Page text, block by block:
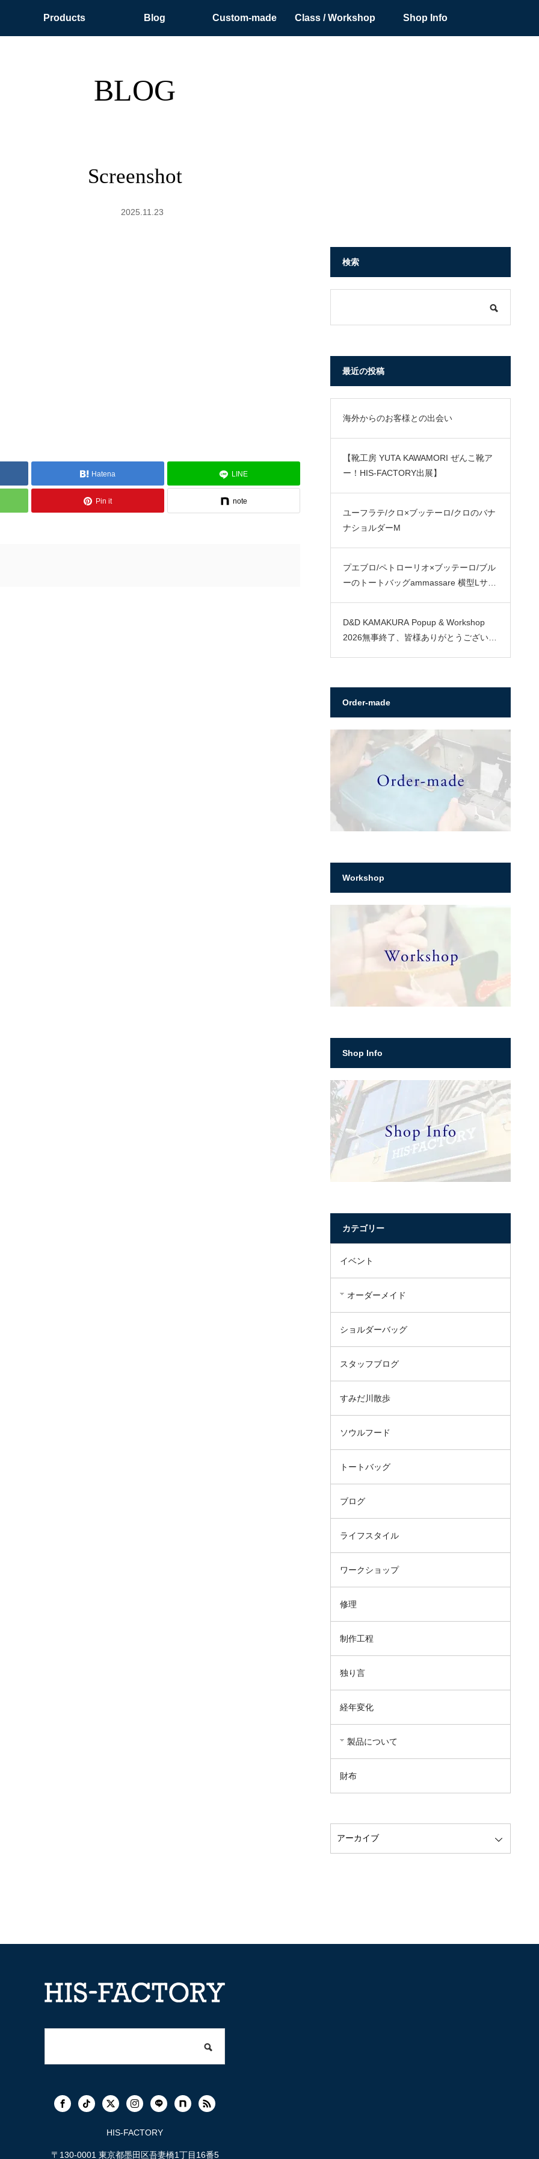
Products Blog Custom-made Class / Workshop Shop Info
BLOG
Screenshot
2025.11.23
Hatena LINE
Pin it note
検索
最近の投稿
海外からのお客様との出会い
【靴工房 YUTA KAWAMORI ぜんこ靴ア
ー！HIS-FACTORY出展】
ユーフラテ/クロ×ブッテーロ/クロのバナ
ナショルダーM
プエブロ/ペトローリオ×ブッテーロ/ブル
ーのトートバッグammassare 横型Lサイ
D&D KAMAKURA Popup & Workshop
2026無事終了、皆様ありがとうございま
Order-made
Workshop
Shop Info
カテゴリー
イベント
オーダーメイド
ショルダーバッグ
スタッフブログ
すみだ川散歩
ソウルフード
トートバッグ
ブログ
ライフスタイル
ワークショップ
修理
制作工程
独り言
経年変化
製品について
財布
HIS-FACTORY
〒130-0001 東京都墨田区吾妻橋1丁目16番5